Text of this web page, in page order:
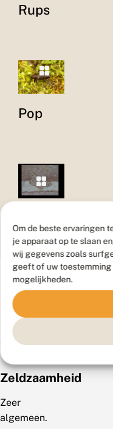
Om de beste ervaringen
je apparaat op te slaan
wij gegevens zoals
geeft of uw toestemming
mogelijkheden.
Rups
Pop
Verspreiding
Zeldzaamheid
Zeer
algemeen.